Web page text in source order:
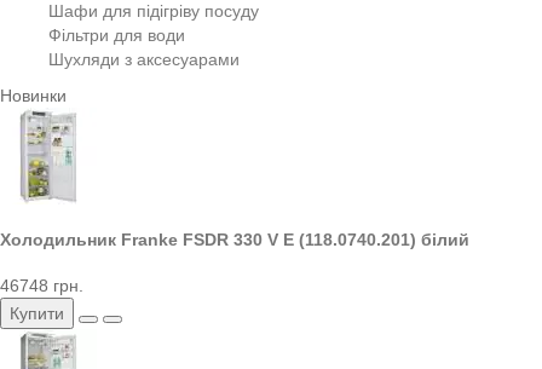
Шафи для підігріву посуду
Фільтри для води
Шухляди з аксесуарами
Новинки
Холодильник Franke FSDR 330 V E (118.0740.201) білий
46748 грн.
Купити